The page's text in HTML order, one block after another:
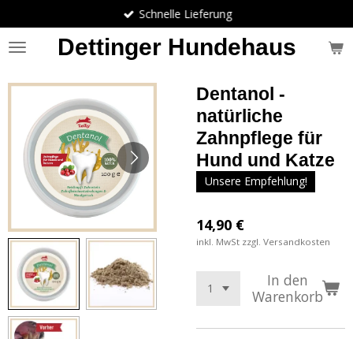
Hauptinhalt
springen
Dettinger Hundehaus
Schnelle Lieferung
Dentanol -
natürliche
Zahnpflege für
Hund und Katze
Unsere Empfehlung!
14,90 €
inkl. MwSt zzgl. Versandkosten
In den
Warenkorb